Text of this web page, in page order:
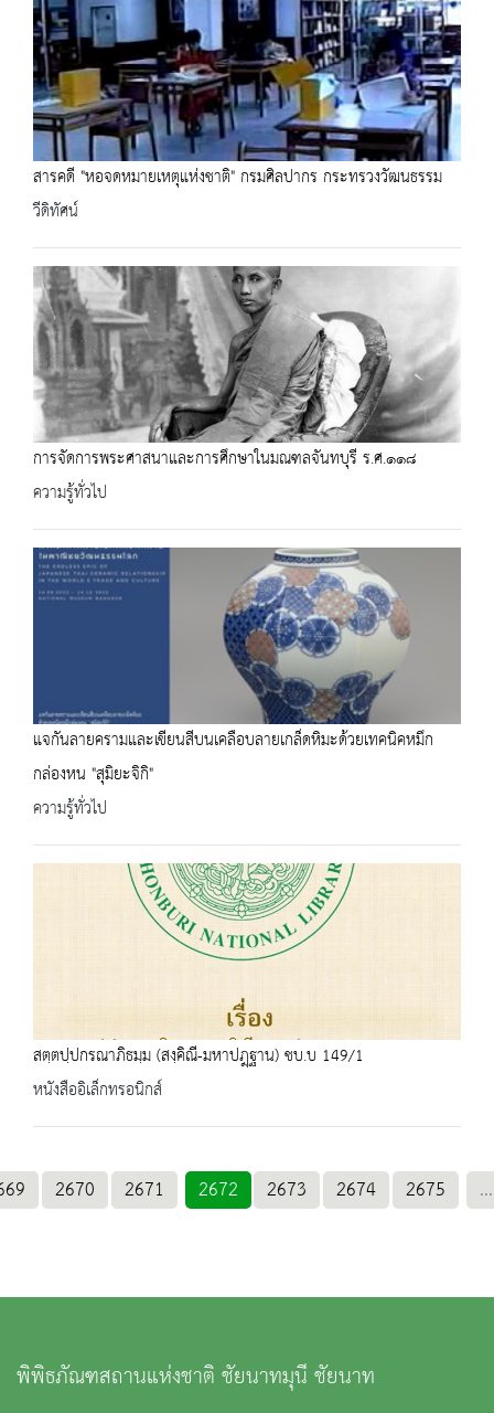
สารคดี "หอจดหมายเหตุแห่งชาติ" กรมศิลปากร กระทรวงวัฒนธรรม
วีดิทัศน์
การจัดการพระศาสนาและการศึกษาในมณฑลจันทบุรี ร.ศ.๑๑๘
ความรู้ทั่วไป
แจกันลายครามและเขียนสีบนเคลือบลายเกล็ดหิมะด้วยเทคนิคหมึก
กล่องหน "สุมิยะจิกิ"
ความรู้ทั่วไป
สตฺตปฺปกรณาภิธมฺม (สงฺคิณี-มหาปฎฺฐาน) ชบ.บ 149/1
หนังสืออิเล็กทรอนิกส์
2670 2671 2672 2673 2674 2675 ...
พิพิธภัณฑสถานแห่งชาติ ชัยนาทมุนี ชัยนาท